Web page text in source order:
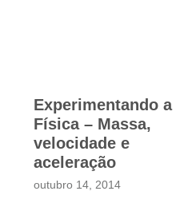
Experimentando a
Física – Massa,
velocidade e
aceleração
outubro 14, 2014